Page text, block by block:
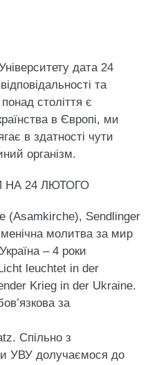
дата 24
та
століття є
в Європі, ми
в здатності чути
організм.
НА 24 ЛЮТОГО
(Asamkirche), Sendlinger
молитва за мир
– 4 роки
leuchtet in der
Krieg in der Ukraine.
за
Спільно з
УВУ долучаємося до